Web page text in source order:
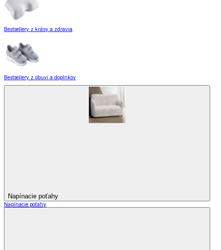
Bestsellery z krásy a zdravia
Bestsellery z obuvi a doplnkov
Napínacie poťahy
Napínacie poťahy